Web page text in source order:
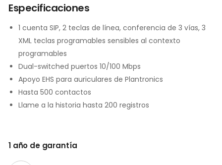
Especificaciones
1 cuenta SIP, 2 teclas de línea, conferencia de 3 vías, 3
XML teclas programables sensibles al contexto
programables
Dual-switched puertos 10/100 Mbps
Apoyo EHS para auriculares de Plantronics
Hasta 500 contactos
Llame a la historia hasta 200 registros
1 año de garantía